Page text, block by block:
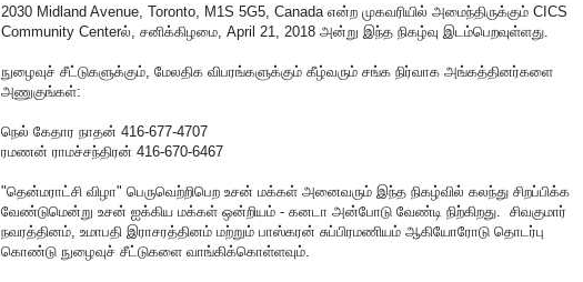
2030 Midland Avenue, Toronto, M1S 5G5, Canada என்ற முகவரியில் அமைந்திருக்கும் CICS
Community Centerல், சனிக்கிழமை, April 21, 2018 அன்று இந்த நிகழ்வு இடம்பெறவுள்ளது.
நுழைவுச் சீட்டுகளுக்கும், மேலதிக விபரங்களுக்கும் கீழ்வரும் சங்க நிர்வாக அங்கத்தினர்களை
அணுகுங்கள்:
நெல் கேதார நாதன் 416-677-4707
ரமணன் ராமச்சந்திரன் 416-670-6467
"தென்மராட்சி விழா" பெருவெற்றிபெற உசன் மக்கள் அனைவரும் இந்த நிகழ்வில் கலந்து சிறப்பிக்க
வேண்டுமென்று உசன் ஐக்கிய மக்கள் ஒன்றியம் - கனடா அன்போடு வேண்டி நிற்கிறது. சிவகுமார்
நவரத்தினம், உமாபதி இராசரத்தினம் மற்றும் பாஸ்கரன் சுப்பிரமணியம் ஆகியோரோடு தொடர்பு
கொண்டு நுழைவுச் சீட்டுகளை வாங்கிக்கொள்ளவும்.